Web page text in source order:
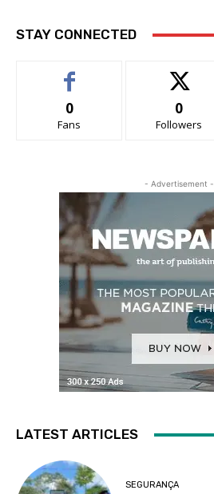
STAY CONNECTED
0
Fans
0
Followers
- Advertisement -
LATEST ARTICLES
SEGURANÇA